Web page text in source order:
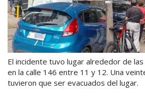
El incidente tuvo lugar alrededor de
en la calle 146 entre 11 y 12. Una
tuvieron que ser evacuados del lugar.